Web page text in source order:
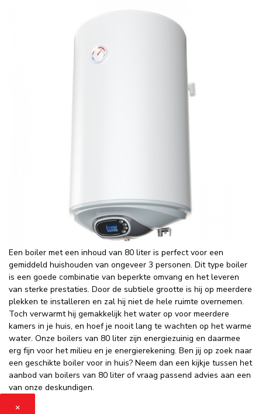
Een boiler met een inhoud van 80 liter is perfect voor een
gemiddeld huishouden van ongeveer 3 personen. Dit type boiler
is een goede combinatie van beperkte omvang en het leveren
van sterke prestaties. Door de subtiele grootte is hij op meerdere
plekken te installeren en zal hij niet de hele ruimte overnemen.
Toch verwarmt hij gemakkelijk het water op voor meerdere
kamers in je huis, en hoef je nooit lang te wachten op het warme
water. Onze boilers van 80 liter zijn energiezuinig en daarmee
erg fijn voor het milieu en je energierekening. Ben jij op zoek naar
een geschikte boiler voor in huis? Neem dan een kijkje tussen het
aanbod van boilers van 80 liter of vraag passend advies aan een
van onze deskundigen.
×